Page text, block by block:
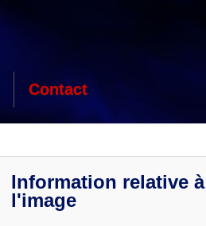
Contact
Information relative à
l'image